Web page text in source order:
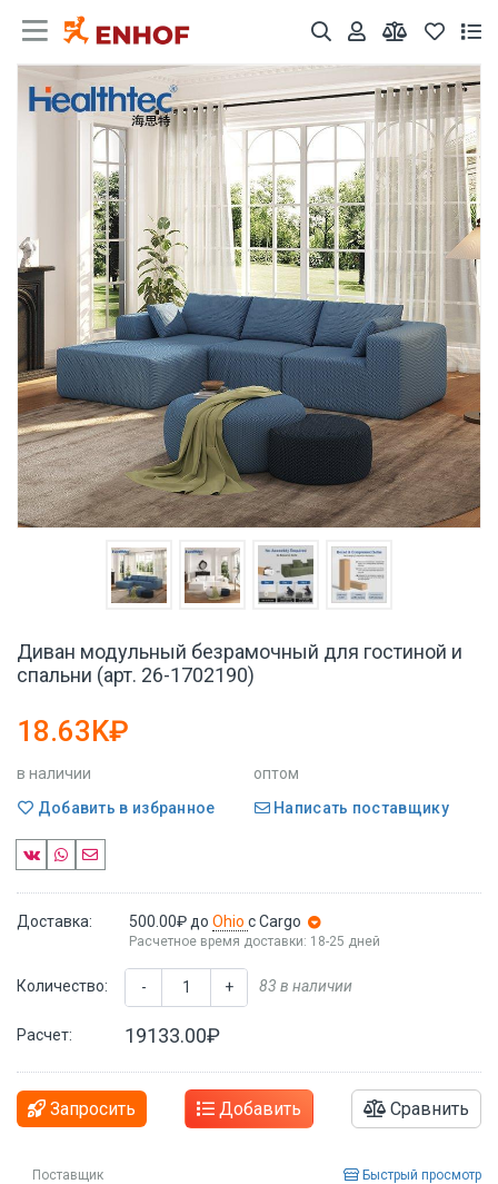
Диван модульный безрамочный для гостиной и
спальни (арт. 26-1702190)
18.63K₽
в наличии
оптом
Добавить в избранное
Написать поставщику
Доставка: 500.00₽ до Ohio с Cargo
Расчетное время доставки: 18-25 дней
Количество: - + 83 в наличии
Расчет: 19133.00₽
Запросить Добавить Сравнить
Поставщик Быстрый просмотр